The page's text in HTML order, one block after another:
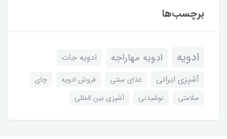
برچسب‌ها
ادویه ادویه مهاراجه
ادویه جات
آشپزی ایرانی
غذای سنتی فروش ادویه
چای
سلامتی
نوشیدنی آشپزی بین المللی